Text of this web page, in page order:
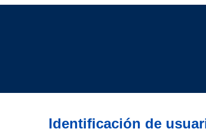
Identificación de